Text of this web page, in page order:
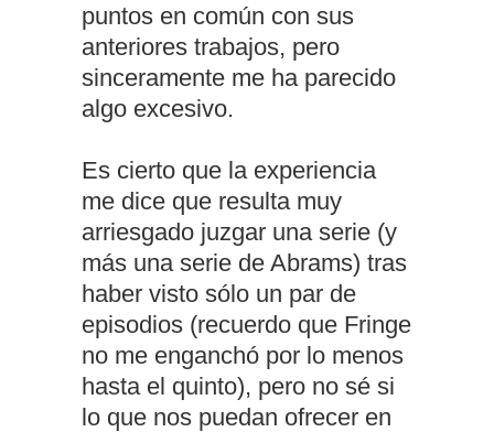
puntos en común con sus
anteriores trabajos, pero
sinceramente me ha parecido
algo excesivo.
Es cierto que la experiencia
me dice que resulta muy
arriesgado juzgar una serie (y
más una serie de Abrams) tras
haber visto sólo un par de
episodios (recuerdo que Fringe
no me enganchó por lo menos
hasta el quinto), pero no sé si
lo que nos puedan ofrecer en